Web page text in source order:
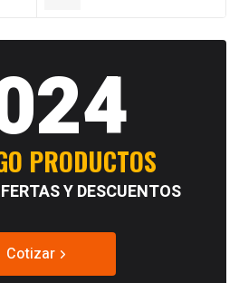
PRODUCTOS
Y DESCUENTOS
Cotizar